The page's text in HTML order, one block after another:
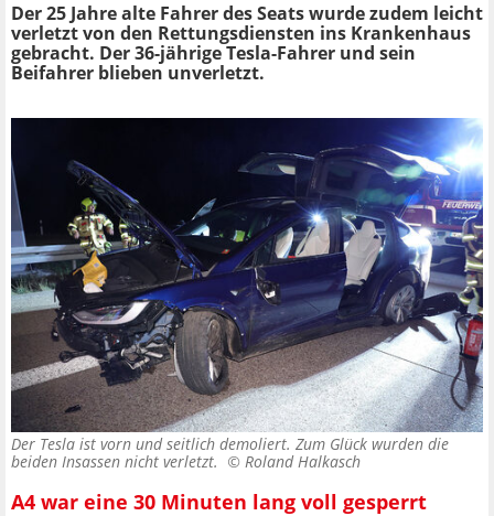
Der 25 Jahre alte Fahrer des Seats wurde zudem leicht
verletzt von den Rettungsdiensten ins Krankenhaus
gebracht. Der 36-jährige Tesla-Fahrer und sein
Beifahrer blieben unverletzt.
Der Tesla ist vorn und seitlich demoliert. Zum Glück wurden die
beiden Insassen nicht verletzt. © Roland Halkasch
A4 war eine 30 Minuten lang voll gesperrt